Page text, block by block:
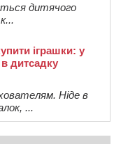
дитячого
іграшки: у
дитсадку
Ніде в
...